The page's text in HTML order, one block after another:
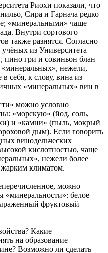
Риохи показали, что
Сира и Гарнача редко
«минеральными» чаще
Внутри сортового
также разнятся. Согласно
из Университета
пино гри и совиньон блан
нежели,
себя, к слову, вина из
«минеральных» вин в
можно условно
«морскую» (йод, соль,
и «камни» (пыль, мокрый
дым). Если говорить
винодельческих
кислотностью, чаще
нежели более
жарким климатом.
можно
«минеральности»: белое
фруктовый
Какие
на образование
Возможно ли сделать